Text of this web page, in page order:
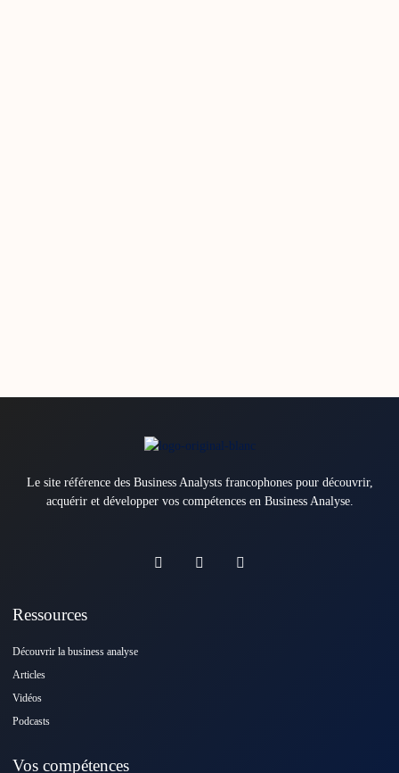
Le site référence des Business Analysts francophones pour découvrir,
acquérir et développer vos compétences en Business Analyse.
Ressources
Découvrir la business analyse
Articles
Vidéos
Podcasts
Vos compétences